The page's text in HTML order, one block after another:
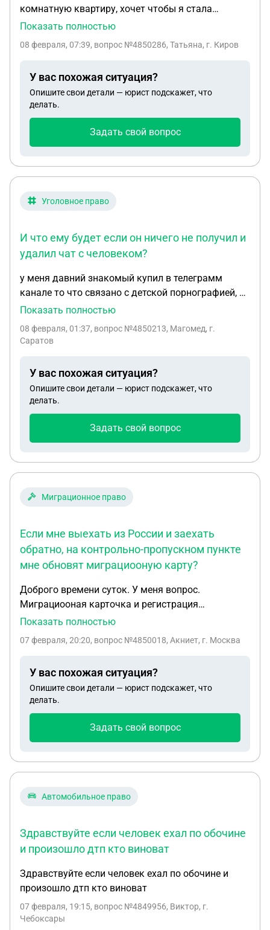
комнатную квартиру, хочет чтобы я стала
собственником жилья сейчас, при её жизни. Стоит
и прописка в другой квартире, в другом городе.
Показать полностью
08 февраля, 07:39, вопрос №4850286, Татьяна, г. Киров
У вас похожая ситуация?
Опишите свои детали — юрист подскажет, что
делать.
Задать свой вопрос
Уголовное право
И что ему будет если он ничего не получил и
удалил чат с человеком?
у меня давний знакомый купил в телеграмм
канале то что связано с детской порнографией, но
никакой ссылки он не получил он только
поле того как он купил он сразу удалил данного
чат с человеком?
Показать полностью
08 февраля, 01:37, вопрос №4850213, Магомед, г.
Саратов
У вас похожая ситуация?
Опишите свои детали — юрист подскажет, что
делать.
Задать свой вопрос
Миграционное право
Если мне выехать из России и заехать
обратно, на контрольно-пропускном пункте
мне обновят миграциооную карту?
Доброго времени суток. У меня вопрос.
Миграциооная карточка и регистрация
заканчивается 12.02.2026. Если мне выехать из
пропускном пункте мне обновят миграциооную
Показать полностью
07 февраля, 20:20, вопрос №4850018, Акниет, г. Москва
У вас похожая ситуация?
Опишите свои детали — юрист подскажет, что
делать.
Задать свой вопрос
Автомобильное право
Здравствуйте если человек ехал по обочине
и произошло дтп кто виноват
Здравствуйте если человек ехал по обочине и
произошло дтп кто виноват
07 февраля, 19:15, вопрос №4849956, Виктор, г.
Чебоксары